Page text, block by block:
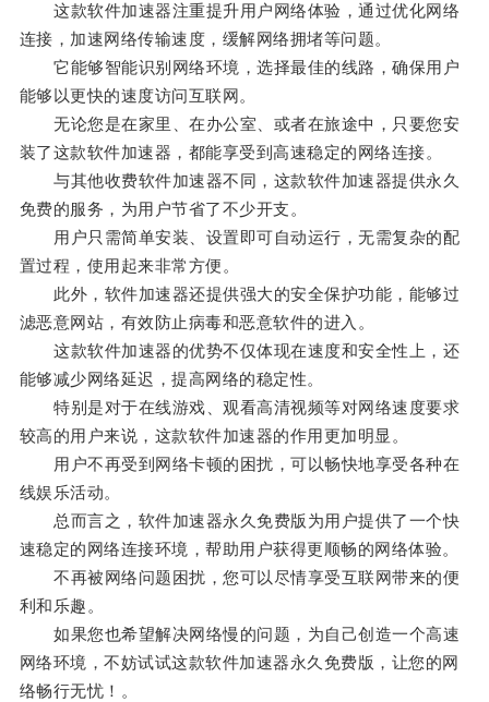
这款软件加速器注重提升用户网络体验，通过优化网络
连接，加速网络传输速度，缓解网络拥堵等问题。
它能够智能识别网络环境，选择最佳的线路，确保用户
能够以更快的速度访问互联网。
无论您是在家里、在办公室、或者在旅途中，只要您安
装了这款软件加速器，都能享受到高速稳定的网络连接。
与其他收费软件加速器不同，这款软件加速器提供永久
免费的服务，为用户节省了不少开支。
用户只需简单安装、设置即可自动运行，无需复杂的配
置过程，使用起来非常方便。
此外，软件加速器还提供强大的安全保护功能，能够过
滤恶意网站，有效防止病毒和恶意软件的进入。
这款软件加速器的优势不仅体现在速度和安全性上，还
能够减少网络延迟，提高网络的稳定性。
特别是对于在线游戏、观看高清视频等对网络速度要求
较高的用户来说，这款软件加速器的作用更加明显。
用户不再受到网络卡顿的困扰，可以畅快地享受各种在
线娱乐活动。
总而言之，软件加速器永久免费版为用户提供了一个快
速稳定的网络连接环境，帮助用户获得更顺畅的网络体验。
不再被网络问题困扰，您可以尽情享受互联网带来的便
利和乐趣。
如果您也希望解决网络慢的问题，为自己创造一个高速
网络环境，不妨试试这款软件加速器永久免费版，让您的网
络畅行无忧！。